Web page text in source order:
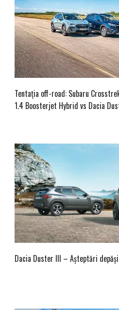
Tentația off-road: Subaru
1.4 Boosterjet Hybrid vs Dacia
Dacia Duster III – Așteptări